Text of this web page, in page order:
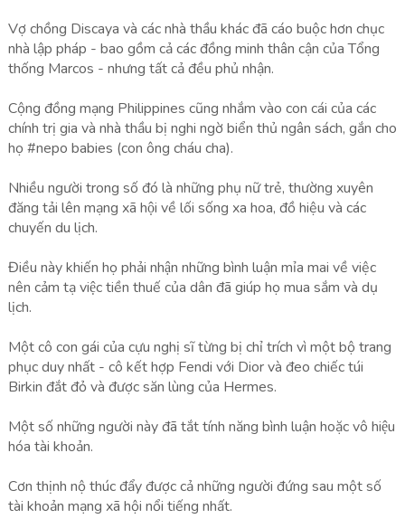
Vợ chồng Discaya và các nhà thầu khác đã cáo buộc hơn chục
nhà lập pháp - bao gồm cả các đồng minh thân cận của Tổng
thống Marcos - nhưng tất cả đều phủ nhận.
Cộng đồng mạng Philippines cũng nhắm vào con cái của các
chính trị gia và nhà thầu bị nghi ngờ biển thủ ngân sách, gắn cho
họ #nepo babies (con ông cháu cha).
Nhiều người trong số đó là những phụ nữ trẻ, thường xuyên
đăng tải lên mạng xã hội về lối sống xa hoa, đồ hiệu và các
chuyến du lịch.
Điều này khiến họ phải nhận những bình luận mỉa mai về việc
nên cảm tạ việc tiền thuế của dân đã giúp họ mua sắm và dụ
lịch.
Một cô con gái của cựu nghị sĩ từng bị chỉ trích vì một bộ trang
phục duy nhất - cô kết hợp Fendi với Dior và đeo chiếc túi
Birkin đắt đỏ và được săn lùng của Hermes.
Một số những người này đã tắt tính năng bình luận hoặc vô hiệu
hóa tài khoản.
Cơn thịnh nộ thúc đẩy được cả những người đứng sau một số
tài khoản mạng xã hội nổi tiếng nhất.